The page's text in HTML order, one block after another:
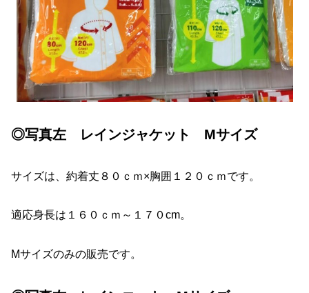
◎写真左 レインジャケット Mサイズ
サイズは、約着丈８０ｃｍ×胸囲１２０ｃｍです。
適応身長は１６０ｃｍ～１７０cm。
Mサイズのみの販売です。